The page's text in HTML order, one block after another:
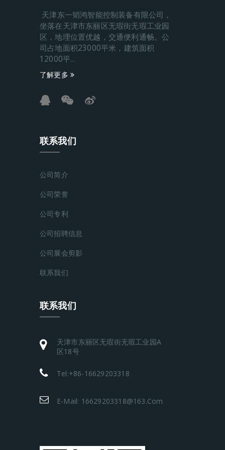
天津东一韬鸿智能控制装备有限公司，
坐落在天津市东丽区无瑕街无瑕工业园
区，地理位置优越，交通便利通畅。公
司占地面积23000平米，建筑面积
12000平...
了解更多
联系我们
公司简介
公司荣誉
公司专利
公司招聘信息
公司展会剪影
联系我们
联系我们
天津市东丽区无瑕街无瑕工业园A
区18号
Tel:+86-16629203318
E-Mail: 16629203318@163.com